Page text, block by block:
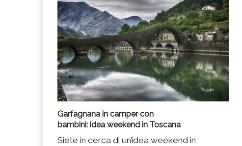
Garfagnana in camper con
bambini: idea weekend in Toscana
Siete in cerca di un’idea weekend in